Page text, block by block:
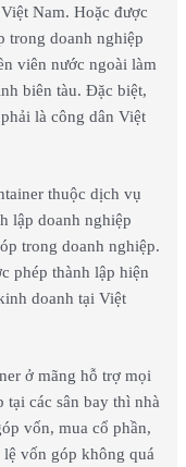
Nam. Hoặc được
trong doanh nghiệp
viên nước ngoài làm
biên tàu. Đặc biệt,
là công dân Việt
thuộc dịch vụ
lập doanh nghiệp
trong doanh nghiệp.
phép thành lập hiện
doanh tại Việt
ở mãng hỗ trợ mọi
các sân bay thì nhà
vốn, mua cổ phần,
vốn góp không quá